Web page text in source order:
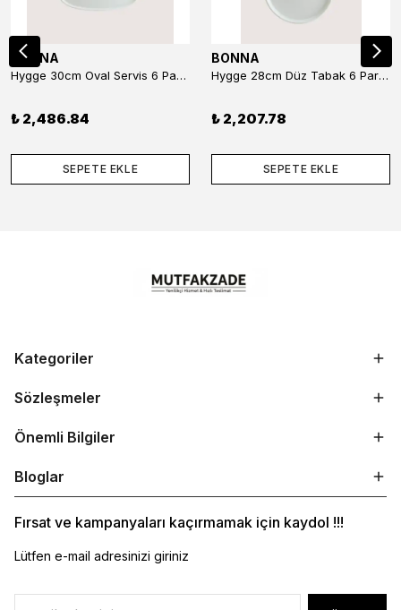
BONNA
Hygge 30cm Oval Servis 6 Parça
₺ 2,486.84
SEPETE EKLE
BONNA
Hygge 28cm Düz Tabak 6 Parça
₺ 2,207.78
SEPETE EKLE
Kategoriler
Sözleşmeler
Önemli Bilgiler
Bloglar
Fırsat ve kampanyaları kaçırmamak için kaydol !!!
Lütfen e-mail adresinizi giriniz